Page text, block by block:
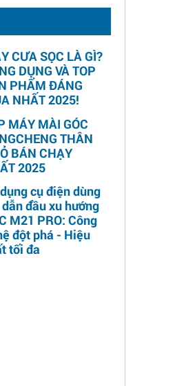
CƯA SỌC LÀ GÌ?
DỤNG VÀ TOP
PHẨM ĐÁNG
NHẤT 2025!
MÁY MÀI GÓC
THÂN
BÁN CHẠY
2025
cụ điện dùng
đầu xu hướng
M21 PRO: Công
đột phá - Hiệu
tối đa